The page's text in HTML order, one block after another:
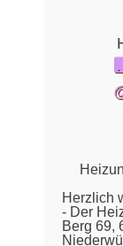
Herzlich
- Der
Berg 69,